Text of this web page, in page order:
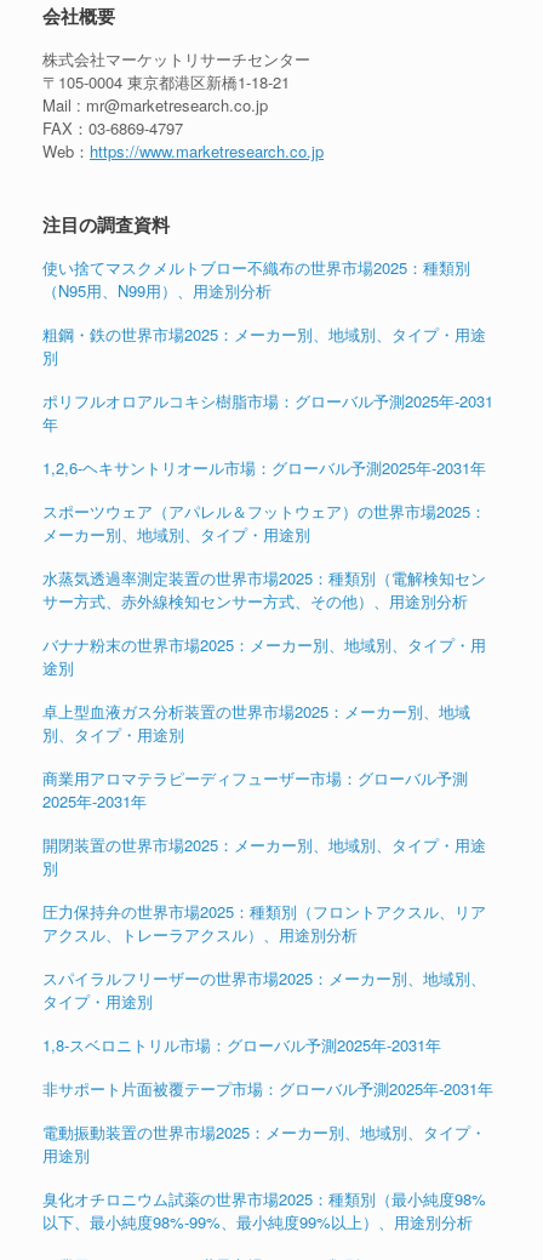
会社概要
株式会社マーケットリサーチセンター
〒105-0004 東京都港区新橋1-18-21
Mail : mr@marketresearch.co.jp
FAX：03-6869-4797
Web： https://www.marketresearch.co.jp
注目の調査資料
使い捨てマスクメルトブロー不織布の世界市場2025：種類別
（N95用、N99用）、用途別分析
粗鋼・鉄の世界市場2025：メーカー別、地域別、タイプ・用途
別
ポリフルオロアルコキシ樹脂市場：グローバル予測2025年-2031
年
1,2,6-ヘキサントリオール市場：グローバル予測2025年-2031年
スポーツウェア（アパレル＆フットウェア）の世界市場2025：
メーカー別、地域別、タイプ・用途別
水蒸気透過率測定装置の世界市場2025：種類別（電解検知セン
サー方式、赤外線検知センサー方式、その他）、用途別分析
バナナ粉末の世界市場2025：メーカー別、地域別、タイプ・用
途別
卓上型血液ガス分析装置の世界市場2025：メーカー別、地域
別、タイプ・用途別
商業用アロマテラピーディフューザー市場：グローバル予測
2025年-2031年
開閉装置の世界市場2025：メーカー別、地域別、タイプ・用途
別
圧力保持弁の世界市場2025：種類別（フロントアクスル、リア
アクスル、トレーラアクスル）、用途別分析
スパイラルフリーザーの世界市場2025：メーカー別、地域別、
タイプ・用途別
1,8-スベロニトリル市場：グローバル予測2025年-2031年
非サポート片面被覆テープ市場：グローバル予測2025年-2031年
電動振動装置の世界市場2025：メーカー別、地域別、タイプ・
用途別
臭化オチロニウム試薬の世界市場2025：種類別（最小純度98%
以下、最小純度98%-99%、最小純度99%以上）、用途別分析